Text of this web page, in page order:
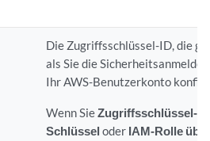
Die Zugriffsschlüssel-ID, die
als Sie die
Ihr AWS-Benutzerkonto
Wenn SieZugriffsschlüssel-
Schlüssel oder IAM-Rolle